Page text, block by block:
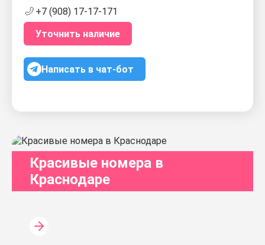
+7 (908) 17-17-171
Уточнить наличие
Написать в чат-бот
Красивые номера в
Краснодаре